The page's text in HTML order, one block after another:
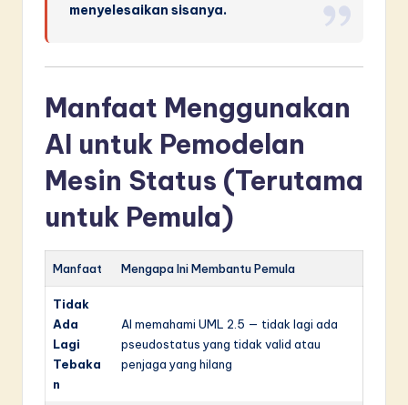
menyelesaikan sisanya.
Manfaat Menggunakan
AI untuk Pemodelan
Mesin Status (Terutama
untuk Pemula)
Manfaat Mengapa Ini Membantu Pemula
Tidak
Ada
Lagi
Tebaka
n
AI memahami UML 2.5 — tidak lagi ada
pseudostatus yang tidak valid atau
penjaga yang hilang